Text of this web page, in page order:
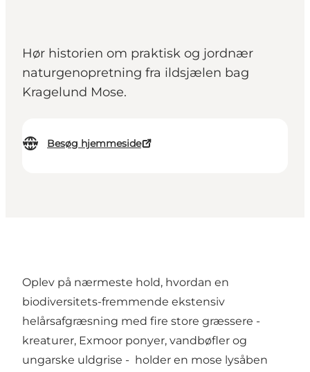
Hør historien om praktisk og jordnær
naturgenopretning fra ildsjælen bag
Kragelund Mose.
Besøg hjemmeside
Oplev på nærmeste hold, hvordan en
biodiversitets-fremmende ekstensiv
helårsafgræsning med fire store græssere -
kreaturer, Exmoor ponyer, vandbøfler og
ungarske uldgrise - holder en mose lysåben